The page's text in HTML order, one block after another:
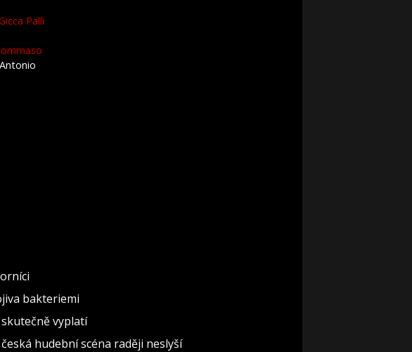
Palli
bakteriemi
vyplatí
hudební scéna raději neslyší